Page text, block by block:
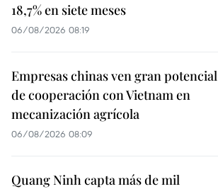
18,7% en siete meses
06/08/2026 08:19
Empresas chinas ven gran potencial
de cooperación con Vietnam en
mecanización agrícola
06/08/2026 08:09
Quang Ninh capta más de mil